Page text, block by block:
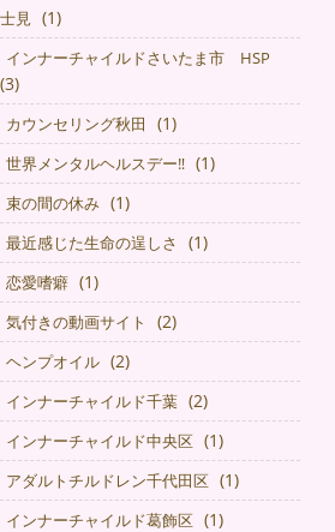
士見 (1)
インナーチャイルドさいたま市 HSP
(3)
カウンセリング秋田 (1)
世界メンタルヘルスデー‼️ (1)
束の間の休み (1)
最近感じた生命の逞しさ (1)
恋愛嗜癖 (1)
気付きの動画サイト (2)
ヘンプオイル (2)
インナーチャイルド千葉 (2)
インナーチャイルド中央区 (1)
アダルトチルドレン千代田区 (1)
インナーチャイルド葛飾区 (1)